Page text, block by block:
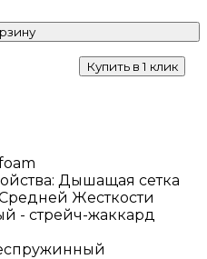
Купить в 1 клик
Дышащая сетка
Жесткости
- стрейч-жаккард